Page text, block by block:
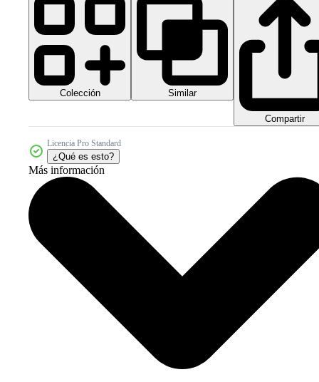
Colección Similar
Compartir
Licencia Pro Standard
¿Qué es esto?
Más información